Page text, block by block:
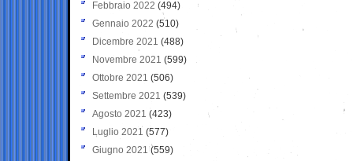
Febbraio 2022 (494)
Gennaio 2022 (510)
Dicembre 2021 (488)
Novembre 2021 (599)
Ottobre 2021 (506)
Settembre 2021 (539)
Agosto 2021 (423)
Luglio 2021 (577)
Giugno 2021(559)